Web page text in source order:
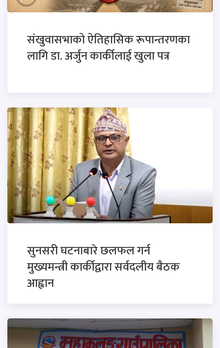
संखुवासभाको ऐतिहासिक रूपान्तरणका
लागि डा. अर्जुन कार्कीलाई खुला पत्र
सुनसरी घटनाबारे छलफल गर्न
मुख्यमन्त्री कार्कीद्वारा सर्वदलीय बैठक
आह्वान